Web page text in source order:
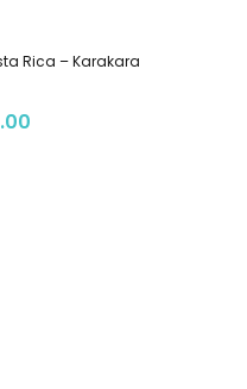
Rica – Karakara